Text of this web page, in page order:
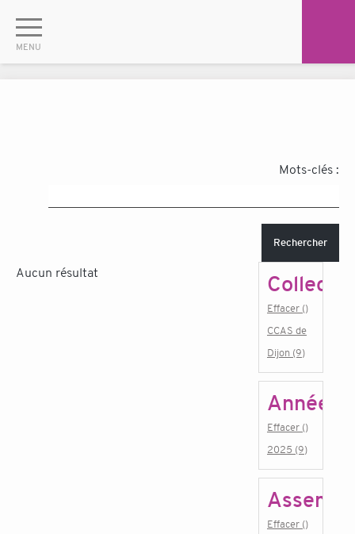
Mots-clés :
Rechercher
Aucun résultat
Effacer ()
CCAS de
Dijon (9)
Année
Effacer ()
2025 (9)
Effacer ()